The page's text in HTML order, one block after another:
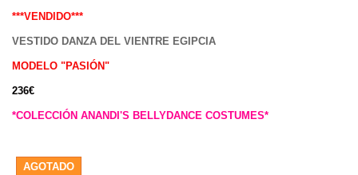
***VENDIDO***
VESTIDO DANZA DEL VIENTRE EGIPCIA
MODELO "PASIÓN"
236€
*COLECCIÓN ANANDI'S BELLYDANCE COSTUMES*
AGOTADO